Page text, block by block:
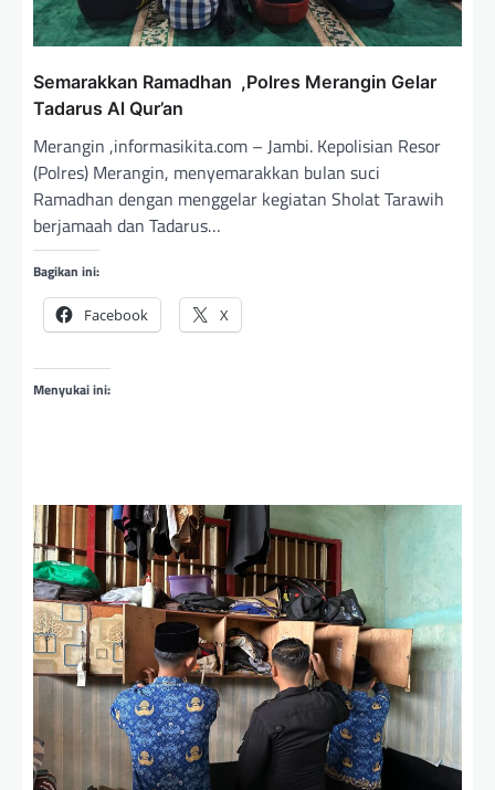
Semarakkan Ramadhan ,Polres Merangin Gelar
Tadarus Al Qur’an
Merangin ,informasikita.com – Jambi. Kepolisian Resor
(Polres) Merangin, menyemarakkan bulan suci
Ramadhan dengan menggelar kegiatan Sholat Tarawih
berjamaah dan Tadarus…
Bagikan ini:
Facebook X
Menyukai ini: